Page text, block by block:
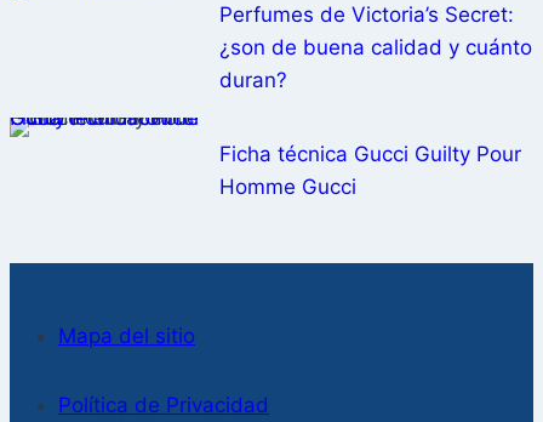
Perfumes de Victoria’s Secret:
¿son de buena calidad y cuánto
duran?
Ficha técnica Gucci Guilty Pour Homme Gucci
Ficha técnica Gucci Guilty Pour
Homme Gucci
Mapa del sitio
Política de Privacidad